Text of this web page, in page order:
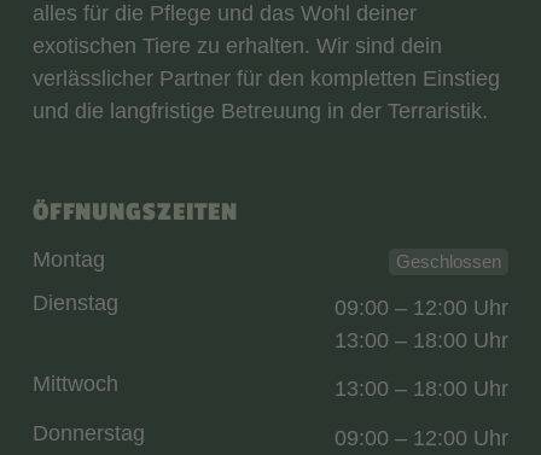
alles für die Pflege und das Wohl deiner
exotischen Tiere zu erhalten. Wir sind dein
verlässlicher Partner für den kompletten Einstieg
und die langfristige Betreuung in der Terraristik.
ÖFFNUNGSZEITEN
Montag Geschlossen
Dienstag
09:00 – 12:00 Uhr
13:00 – 18:00 Uhr
Mittwoch
13:00 – 18:00 Uhr
Donnerstag
09:00 – 12:00 Uhr